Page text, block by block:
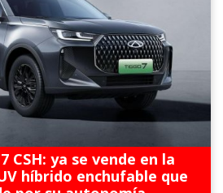
CSH: ya se vende en la
híbrido enchufable que